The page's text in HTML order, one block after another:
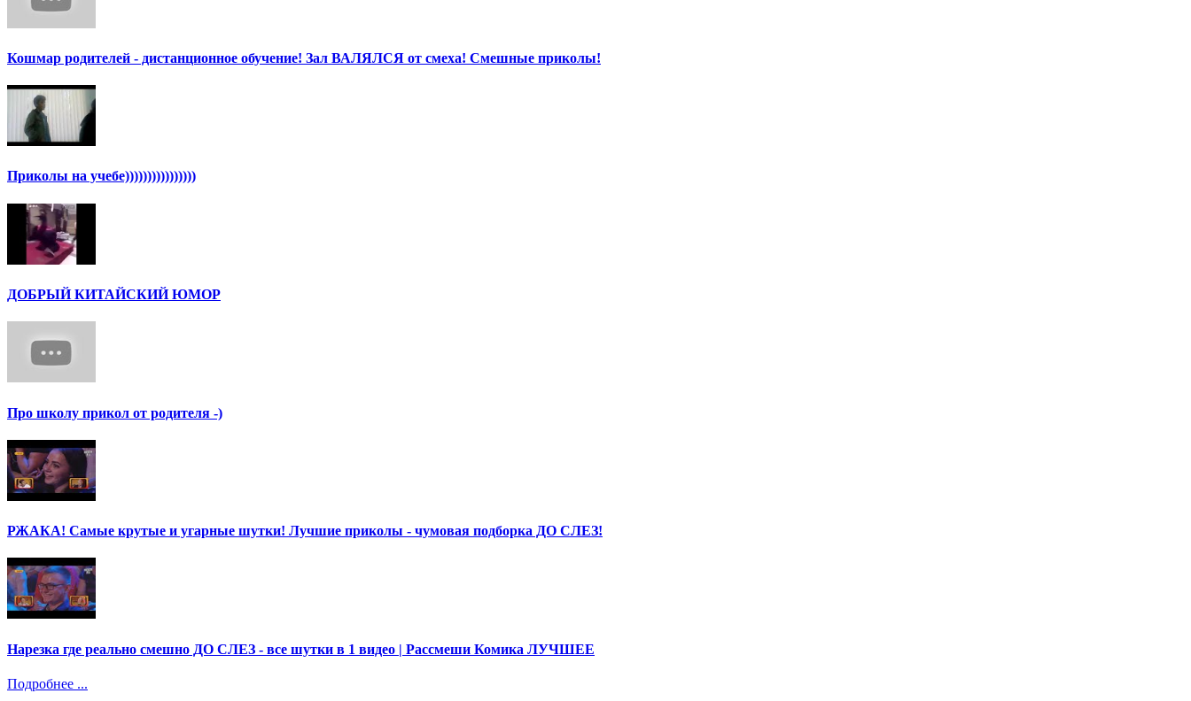
Кошмар родителей - дистанционное обучение! Зал ВАЛЯЛСЯ от смеха! Смешные приколы!
Приколы на учебе))))))))))))))))
ДОБРЫЙ КИТАЙСКИЙ ЮМОР
Про школу прикол от родителя -)
РЖАКА! Самые крутые и угарные шутки! Лучшие приколы - чумовая подборка ДО СЛЕЗ!
Нарезка где реально смешно ДО СЛЕЗ - все шутки в 1 видео | Рассмеши Комика ЛУЧШЕЕ
Подробнее ...